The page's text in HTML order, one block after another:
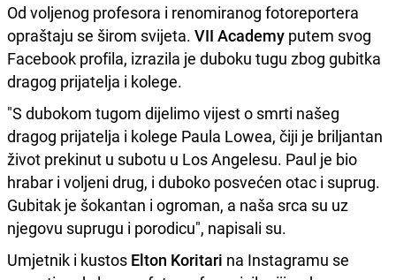
Od voljenog profesora i renomiranog fotoreportera
opraštaju se širom svijeta. VII Academy putem svog
Facebook profila, izrazila je duboku tugu zbog gubitka
dragog prijatelja i kolege.
"S dubokom tugom dijelimo vijest o smrti našeg
dragog prijatelja i kolege Paula Lowea, čiji je briljantan
život prekinut u subotu u Los Angelesu. Paul je bio
hrabar i voljeni drug, i duboko posvećen otac i suprug.
Gubitak je šokantan i ogroman, a naša srca su uz
njegovu suprugu i porodicu", napisali su.
Umjetnik i kustos Elton Koritari na Instagramu se